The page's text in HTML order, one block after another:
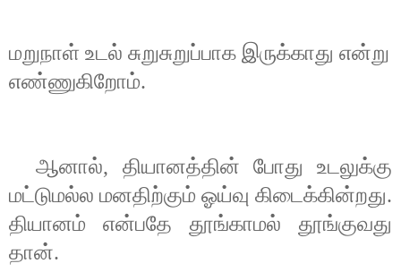
மறுநாள் உடல் சுறுசுறுப்பாக இருக்காது என்று
எண்ணுகிறோம்.
ஆனால், தியானத்தின் போது உடலுக்கு
மட்டுமல்ல மனதிற்கும் ஓய்வு கிடைக்கின்றது.
தியானம் என்பதே தூங்காமல் தூங்குவது
தான்.